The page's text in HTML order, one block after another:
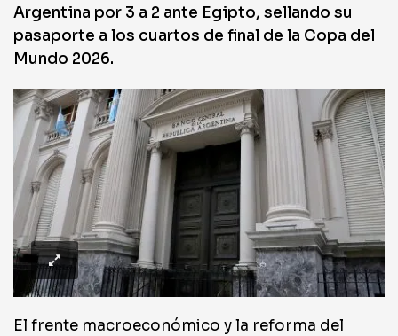
Argentina por 3 a 2 ante Egipto, sellando su
pasaporte a los cuartos de final de la Copa del
Mundo 2026.
El frente macroeconómico y la reforma del